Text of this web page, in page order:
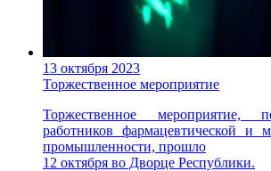
13 октября 2023
Торжественное мероприятие
Торжественное мероприятие,
работников фармацевтической и
промышленности, прошло
12 октября во Дворце Республики.